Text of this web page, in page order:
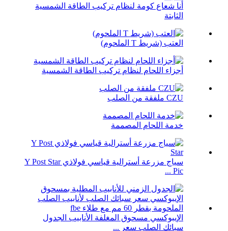
أنا شعاع كومة لنظام تركيب الطاقة الشمسية
الثابتة
العتب (شريط T الملحوم)
أجزاء اللحام لنظام تركيب الطاقة الشمسية
CZU ملفقة من الصلب
خدمة اللحام المصممة
سياج مزرعة أسترالية قياسي فولاذي Y Post Star
Pic ...
الإيبوكسي مسحوق المغلفة الأنابيب الجدول
سبائك الصلب سعر ...